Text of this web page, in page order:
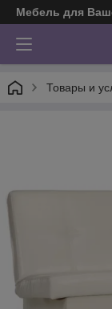
Мебель для
Товары и